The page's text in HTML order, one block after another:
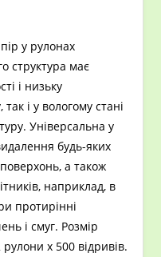
у рулонах
структура має
і низьку
і у вологому стані
Універсальна у
будь-яких
а також
наприклад, в
протирінні
і смуг. Розмір
х 500 відривів.